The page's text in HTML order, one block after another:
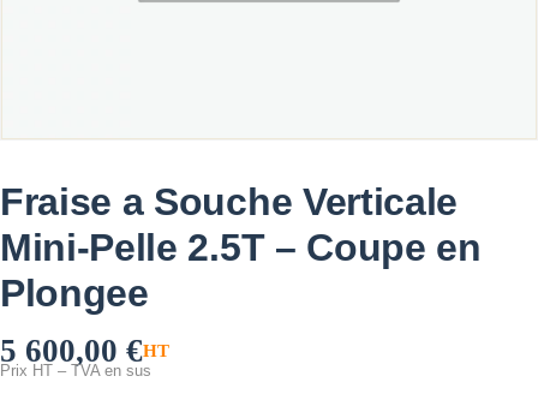
Fraise a Souche Verticale
Mini-Pelle 2.5T – Coupe en
Plongee
5 600,00 €HT
Prix HT – TVA en sus